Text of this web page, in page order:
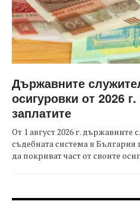
Държавните
осигуровки от 2026
заплатите
От 1 август 2026 г. държавните
съдебната система в България
да покриват част от своите